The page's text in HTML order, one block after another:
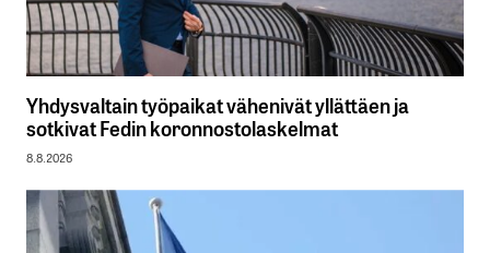
Yhdysvaltain työpaikat vähenivät yllättäen ja
sotkivat Fedin koronnostolaskelmat
8.8.2026